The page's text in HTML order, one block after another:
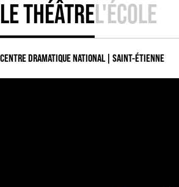
LE THÉÂTREL'ÉCOLE
CENTRE DRAMATIQUE NATIONAL | SAINT-ÉTIENNE